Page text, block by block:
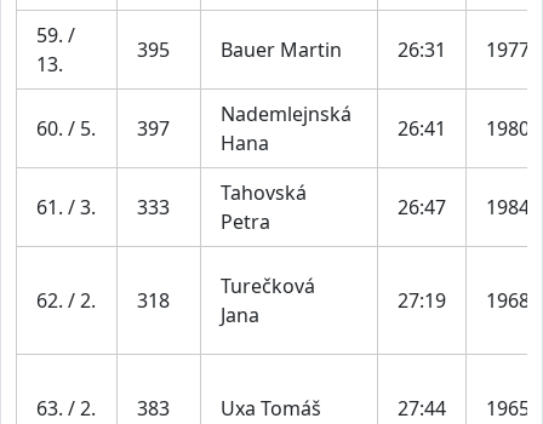
59. /
13.
395 Bauer Martin 26:31 1977
60. / 5. 397
Nademlejnská
Hana
26:41 1980
61. / 3. 333
Tahovská
Petra
26:47 1984
62. / 2. 318
Turečková
Jana
27:19 1968
63. / 2. 383 Uxa Tomáš 27:44 1965